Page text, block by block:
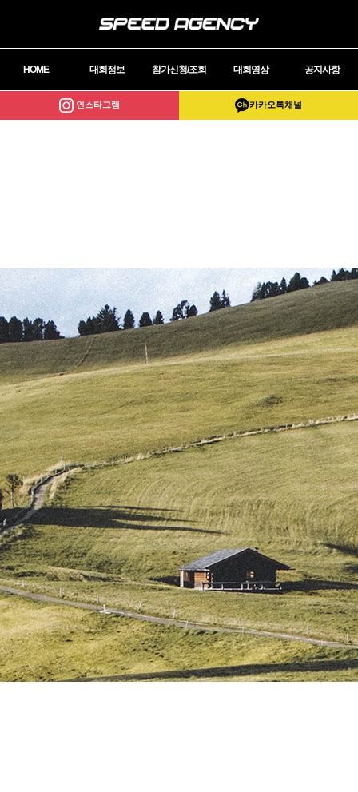
HOME 대회정보 참가신청/조회 대회영상 공지사항
인스타그램 카카오톡채널